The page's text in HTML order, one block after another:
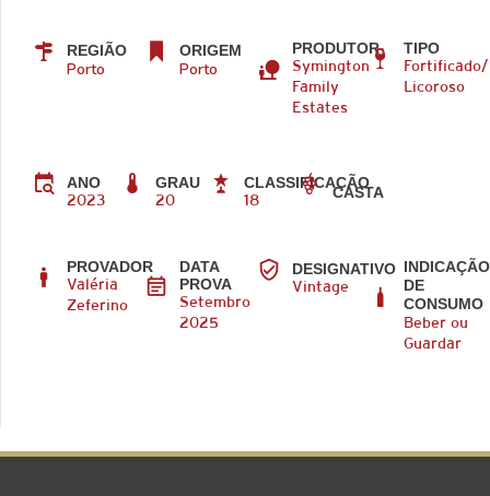
REGIÃO
Porto
ORIGEM
Porto
PRODUTOR
Symington
Family
Estates
TIPO
Fortificado/
Licoroso
ANO
2023
GRAU
20
CLASSIFICAÇÃO
18
CASTA
PROVADOR
Valéria
Zeferino
DATA
PROVA
Setembro
2025
DESIGNATIVO
Vintage
INDICAÇÃO
DE
CONSUMO
Beber ou
Guardar